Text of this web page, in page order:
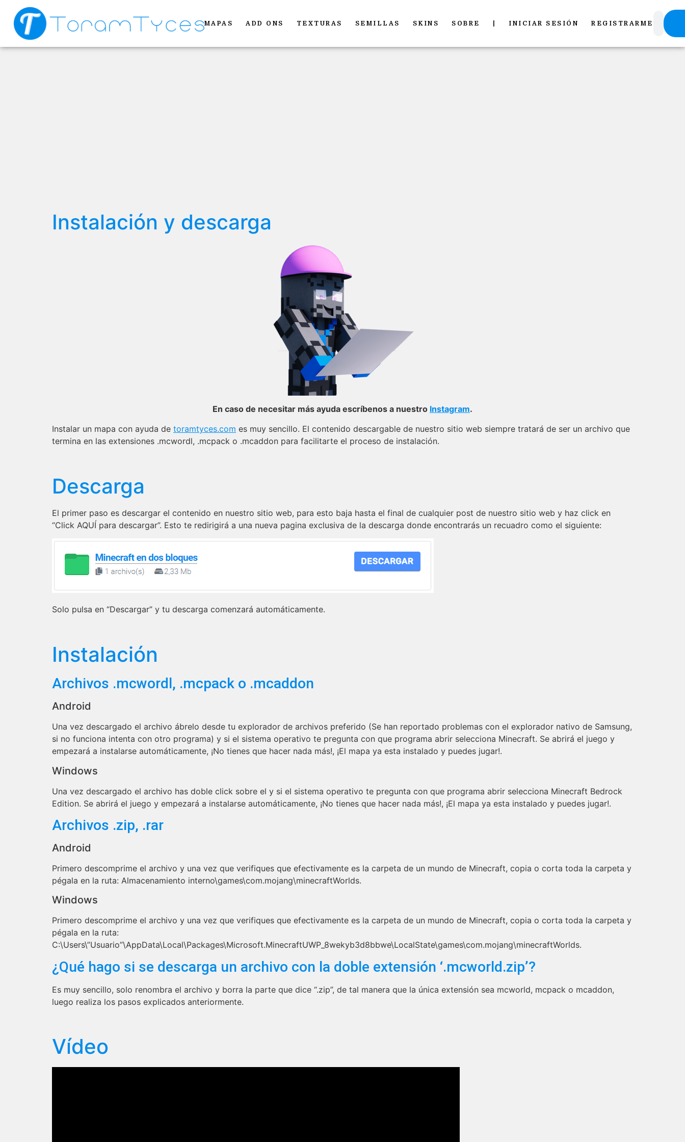
MAPAS ADD ONS TEXTURAS SEMILLAS SKINS SOBRE INICIAR SESIÓN REGISTRARME
Instalación y descarga
En caso de necesitar más ayuda escríbenos a nuestro Instagram.
Instalar un mapa con ayuda de toramtyces.com es muy sencillo. El contenido descargable de nuestro sitio web siempre tratará de ser un archivo que
termina en las extensiones .mcwordl, .mcpack o .mcaddon para facilitarte el proceso de instalación.
Descarga
El primer paso es descargar el contenido en nuestro sitio web, para esto baja hasta el final de cualquier post de nuestro sitio web y haz click en
“Click AQUÍ para descargar”. Esto te redirigirá a una nueva pagina exclusiva de la descarga donde encontrarás un recuadro como el siguiente:
Solo pulsa en “Descargar” y tu descarga comenzará automáticamente.
Instalación
Archivos .mcwordl, .mcpack o .mcaddon
Android
Una vez descargado el archivo ábrelo desde tu explorador de archivos preferido (Se han reportado problemas con el explorador nativo de Samsung,
si no funciona intenta con otro programa) y si el sistema operativo te pregunta con que programa abrir selecciona Minecraft. Se abrirá el juego y
empezará a instalarse automáticamente, ¡No tienes que hacer nada más!, ¡El mapa ya esta instalado y puedes jugar!.
Windows
Una vez descargado el archivo has doble click sobre el y si el sistema operativo te pregunta con que programa abrir selecciona Minecraft Bedrock
Edition. Se abrirá el juego y empezará a instalarse automáticamente, ¡No tienes que hacer nada más!, ¡El mapa ya esta instalado y puedes jugar!.
Archivos .zip, .rar
Android
Primero descomprime el archivo y una vez que verifiques que efectivamente es la carpeta de un mundo de Minecraft, copia o corta toda la carpeta y
pégala en la ruta: Almacenamiento interno\games\com.mojang\minecraftWorlds.
Windows
Primero descomprime el archivo y una vez que verifiques que efectivamente es la carpeta de un mundo de Minecraft, copia o corta toda la carpeta y
pégala en la ruta:
C:\Users\”Usuario”\AppData\Local\Packages\Microsoft.MinecraftUWP_8wekyb3d8bbwe\LocalState\games\com.mojang\minecraftWorlds.
¿Qué hago si se descarga un archivo con la doble extensión ‘.mcworld.zip’?
Es muy sencillo, solo renombra el archivo y borra la parte que dice “.zip”, de tal manera que la única extensión sea mcworld, mcpack o mcaddon,
luego realiza los pasos explicados anteriormente.
Vídeo